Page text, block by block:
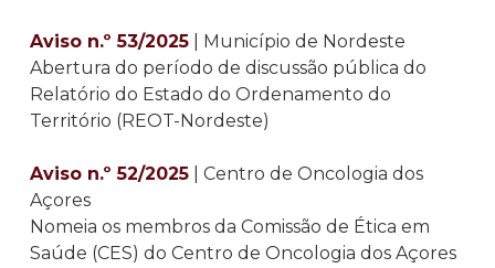
Aviso n.º 53/2025| Município de Nordeste
Abertura do período de discussão pública do
Relatório do Estado do Ordenamento do
Território (REOT-Nordeste)
Aviso n.º 52/2025| Centro de Oncologia dos
Açores
Nomeia os membros da Comissão de Ética em
Saúde (CES) do Centro de Oncologia dos Açores